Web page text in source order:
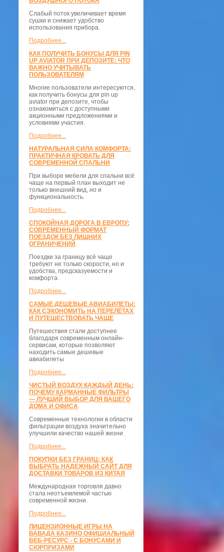
Слабый поток увеличивает время
сушки и снижает удобство
использования прибора.
Подробнее...
КАК ПОЛУЧИТЬ БОНУСЫ ДЛЯ PIN
UP AVIATOR ПРИ ДЕПОЗИТЕ: ЧТО
ВАЖНО УЧИТЫВАТЬ
ПОЛЬЗОВАТЕЛЯМ
Многие пользователи интересуются,
как получить бонусы для pin up
aviator при депозите, чтобы
ознакомиться с доступными
акционными предложениями и
условиями участия.
Подробнее...
НАТУРАЛЬНАЯ СИЛА КОМФОРТА:
ПРАКТИЧНАЯ КРОВАТЬ ДЛЯ
СОВРЕМЕННОЙ СПАЛЬНИ
При выборе мебели для спальни всё
чаще на первый план выходит не
только внешний вид, но и
функциональность.
Подробнее...
СПОКОЙНАЯ ДОРОГА В ЕВРОПУ:
СОВРЕМЕННЫЙ ФОРМАТ
ПОЕЗДОК БЕЗ ЛИШНИХ
ОГРАНИЧЕНИЙ
Поездки за границу всё чаще
требуют не только скорости, но и
удобства, предсказуемости и
комфорта.
Подробнее...
САМЫЕ ДЕШЕВЫЕ АВИАБИЛЕТЫ:
КАК СЭКОНОМИТЬ НА ПЕРЕЛЁТАХ
И ПУТЕШЕСТВОВАТЬ ЧАЩЕ
Путешествия стали доступнее
благодаря современным онлайн-
сервисам, которые позволяют
находить самые дешевые
авиабилеты
Подробнее...
ЧИСТЫЙ ВОЗДУХ КАЖДЫЙ ДЕНЬ:
ПОЧЕМУ КАРМАННЫЕ ФИЛЬТРЫ
— ЛУЧШИЙ ВЫБОР ДЛЯ ВАШЕГО
ДОМА И ОФИСА
Современные технологии в области
фильтрации воздуха значительно
улучшили качество нашей жизни.
Подробнее...
ПОКУПКИ БЕЗ ГРАНИЦ: КАК
ВЫБРАТЬ НАДЕЖНЫЙ САЙТ ДЛЯ
ДОСТАВКИ ТОВАРОВ ИЗ КИТАЯ
Международная торговля давно
стала неотъемлемой частью
современной жизни.
Подробнее...
ЛИЦЕНЗИОННЫЕ ИГРЫ НА
ВАВАДА КАЗИНО ОФИЦИАЛЬНЫЙ
ВЕБ-РЕСУРС - С БОНУСАМИ И
СЮРПРИЗАМИ